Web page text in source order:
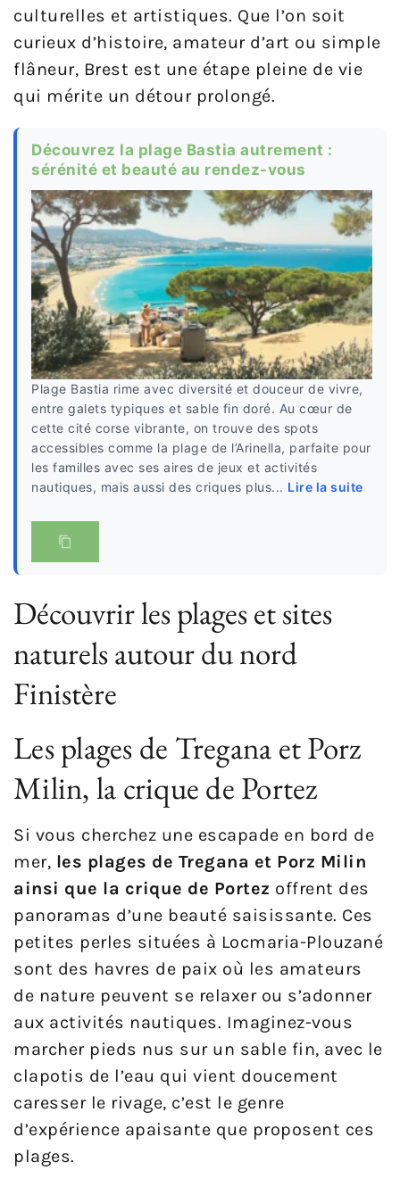
culturelles et artistiques. Que l’on soit
curieux d’histoire, amateur d’art ou simple
flâneur, Brest est une étape pleine de vie
qui mérite un détour prolongé.
Découvrez la plage Bastia autrement :
sérénité et beauté au rendez-vous
Plage Bastia rime avec diversité et douceur de vivre,
entre galets typiques et sable fin doré. Au cœur de
cette cité corse vibrante, on trouve des spots
accessibles comme la plage de l’Arinella, parfaite pour
les familles avec ses aires de jeux et activités
nautiques, mais aussi des criques plus... Lire la suite
Découvrir les plages et sites
naturels autour du nord
Finistère
Les plages de Tregana et Porz
Milin, la crique de Portez
Si vous cherchez une escapade en bord de
mer, les plages de Tregana et Porz Milin
ainsi que la crique de Portez offrent des
panoramas d’une beauté saisissante. Ces
petites perles situées à Locmaria-Plouzané
sont des havres de paix où les amateurs
de nature peuvent se relaxer ou s’adonner
aux activités nautiques. Imaginez-vous
marcher pieds nus sur un sable fin, avec le
clapotis de l’eau qui vient doucement
caresser le rivage, c’est le genre
d’expérience apaisante que proposent ces
plages.